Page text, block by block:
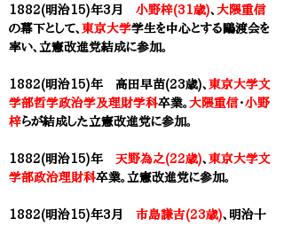
1882(明治15)年3月 小野梓(31歳)、 大隈重信
の幕下として、 東京大学学生を中心とする鷗渡会を
率い、立憲改進党結成に参加。
1882(明治15)年 ​高田早苗(23歳)、 東京大学文
学部哲学政治学及理財学科卒業。 大隈重信・小野
梓らが結成した立憲改進党に参加。
1882(明治15)年 天野為之(22歳)、 東京大学文
学部政治理財科卒業。立憲改進党に参加。
1882(明治15)年3月 市島謙吉(23歳)、明治十